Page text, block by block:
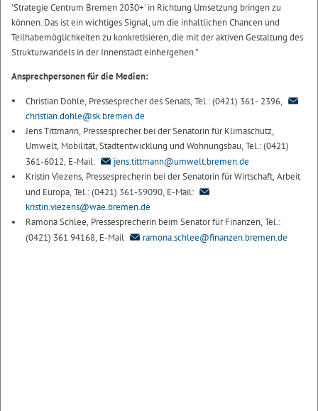
'Strategie Centrum Bremen 2030+' in Richtung Umsetzung bringen zu
können. Das ist ein wichtiges Signal, um die inhaltlichen Chancen und
Teilhabemöglichkeiten zu konkretisieren, die mit der aktiven Gestaltung des
Strukturwandels in der Innenstadt einhergehen."
Ansprechpersonen für die Medien:
Christian Dohle, Pressesprecher des Senats, Tel.: (0421) 361- 2396,
christian.dohle@sk.bremen.de
Jens Tittmann, Pressesprecher bei der Senatorin für Klimaschutz,
Umwelt, Mobilität, Stadtentwicklung und Wohnungsbau, Tel.: (0421)
361-6012, E-Mail:
jens.tittmann@umwelt.bremen.de
Kristin Viezens, Pressesprecherin bei der Senatorin für Wirtschaft, Arbeit
und Europa, Tel.: (0421) 361-59090, E-Mail:
kristin.viezens@wae.bremen.de
Ramona Schlee, Pressesprecherin beim Senator für Finanzen, Tel.:
(0421) 361 94168, E-Mail
ramona.schlee@finanzen.bremen.de